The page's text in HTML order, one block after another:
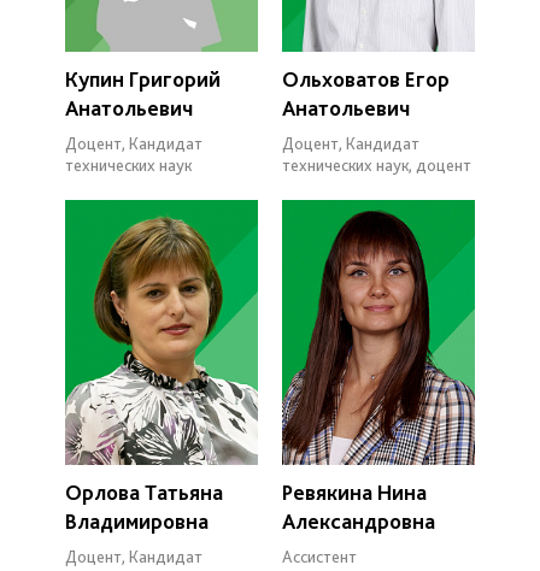
Купин Григорий
Анатольевич
Доцент, Кандидат
технических наук
Ольховатов Егор
Анатольевич
Доцент, Кандидат
технических наук, доцент
Орлова Татьяна
Владимировна
Доцент, Кандидат
Ревякина Нина
Александровна
Ассистент